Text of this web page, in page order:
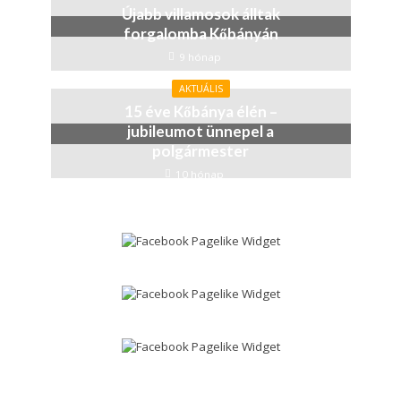
Újabb villamosok álltak
forgalomba Kőbányán
9 hónap
AKTUÁLIS
15 éve Kőbánya élén –
jubileumot ünnepel a
polgármester
10 hónap